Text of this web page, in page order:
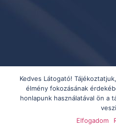
Kedves Látogató!
élmény fokozásának
honlapunk használatával ön a
Elfogadom